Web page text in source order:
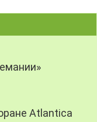
Atlantica